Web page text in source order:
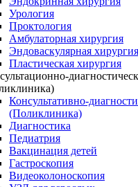
Урология
Проктология
Амбулаторная хирургия
Эндоваскулярная хирургия
Пластическая хирургия
Консультативно-
(Поликлиника)
Диагностика
Педиатрия
Вакцинация детей
Гастроскопия
Видеоколоноскопия